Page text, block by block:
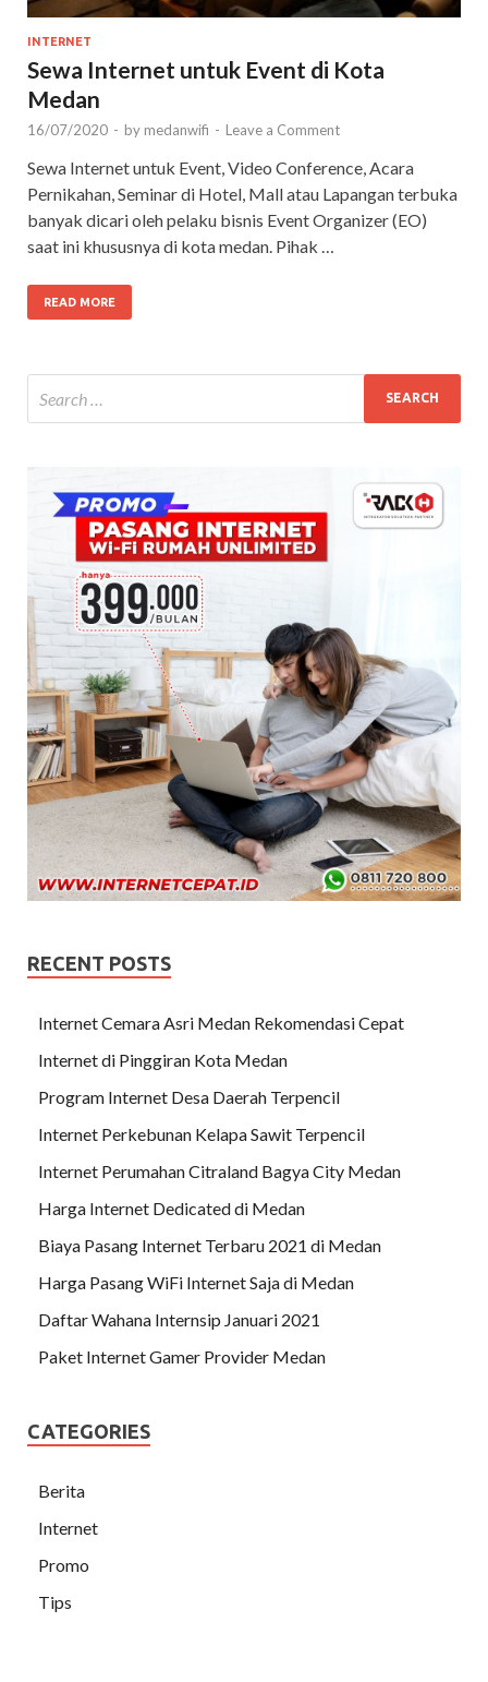
INTERNET
Sewa Internet untuk Event di Kota
Medan
16/07/2020 - by medanwifi - Leave a Comment
Sewa Internet untuk Event, Video Conference, Acara
Pernikahan, Seminar di Hotel, Mall atau Lapangan terbuka
banyak dicari oleh pelaku bisnis Event Organizer (EO)
saat ini khususnya di kota medan. Pihak …
READ MORE
RECENT POSTS
Internet Cemara Asri Medan Rekomendasi Cepat
Internet di Pinggiran Kota Medan
Program Internet Desa Daerah Terpencil
Internet Perkebunan Kelapa Sawit Terpencil
Internet Perumahan Citraland Bagya City Medan
Harga Internet Dedicated di Medan
Biaya Pasang Internet Terbaru 2021 di Medan
Harga Pasang WiFi Internet Saja di Medan
Daftar Wahana Internsip Januari 2021
Paket Internet Gamer Provider Medan
CATEGORIES
Berita
Internet
Promo
Tips